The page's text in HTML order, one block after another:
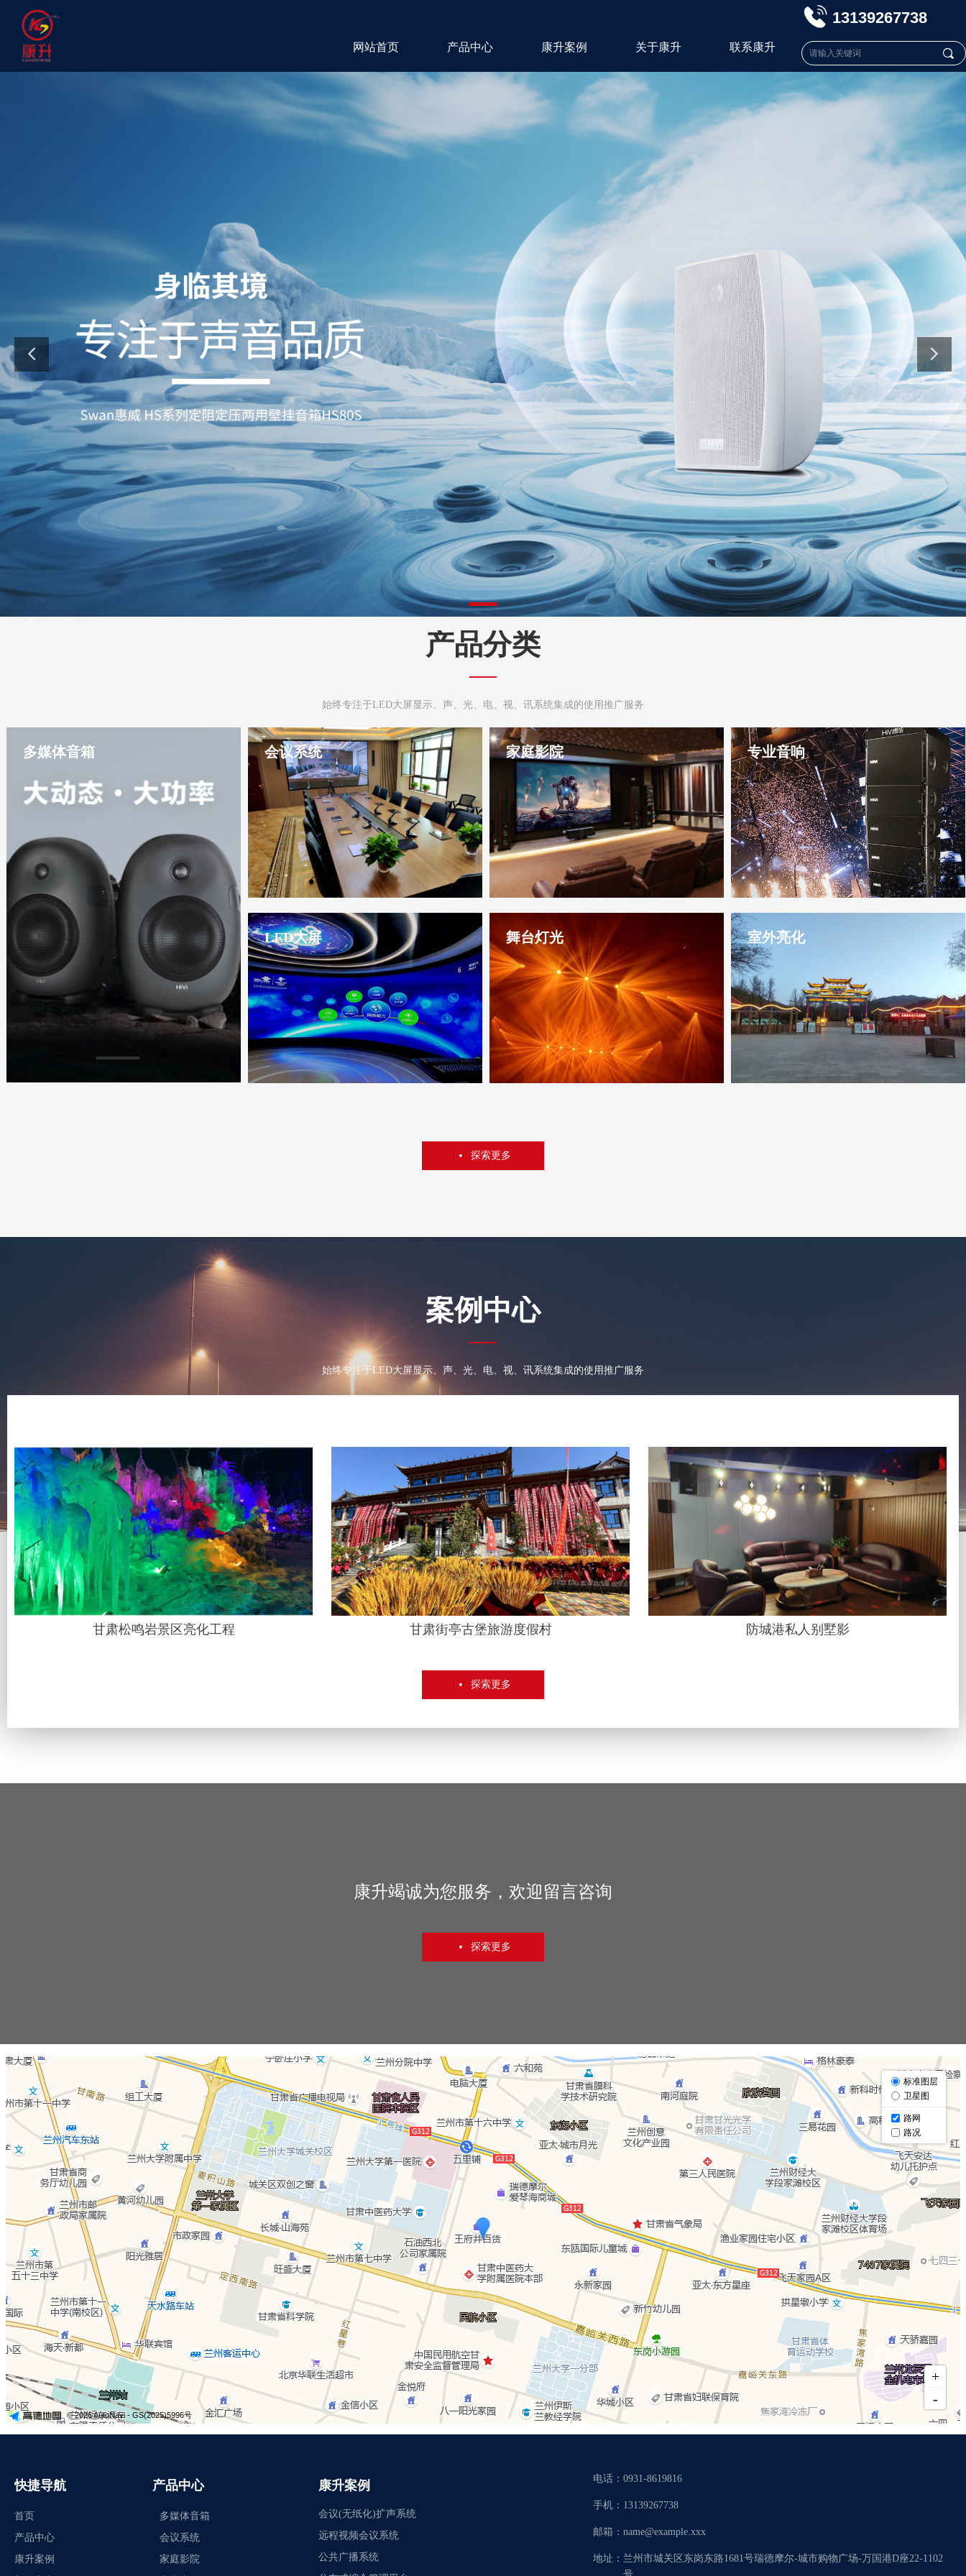
网站首页 产品中心 康升案例 关于康升 联系康升
13139267738
끠
넷 探索更多
甘肃松鸣岩景区亮化工程 甘肃街亭古堡旅游度假村 防城港私人别墅影
案例中心
—
始终专注于LED大屏显示、声、光、电、视、讯系统集成的使用推广服务
产品分类
—
始终专注于LED大屏显示、声、光、电、视、讯系统集成的使用推广服务
多媒体音箱
是一家LED高清大屏、音视讯控播全媒体融合系
统解决方案专业服务供应商，多年来，公司始终
专注于为每一位客户提供专业的LED显示系统，
分布式视音频全媒体融合系统、数字会议系统、
无纸化智能会议系统、专业扩声系统、专业舞台
灯光系统、互联网云数字IP广播系统、智慧教室
扩声系统的高品质、高性价比的全场景应用解决
方案及交付服务。
会议系统
是一家LED高清大屏、音视讯控播全媒体融合系
统解决方案专业服务供应商，多年来，公司始终
专注于为每一位客户提供专业的LED显示系统，
分布式视音频全媒体融合系统、数字会议系统、
无纸化智能会议系统、专业扩声系统、专业舞台
灯光系统、互联网云数字IP广播系统、智慧教室
扩声系统的高品质、高性价比的全场景应用解决
方案及交付服务。
家庭影院
是一家LED高清大屏、音视讯控播全媒体融合系
统解决方案专业服务供应商，多年来，公司始终
专注于为每一位客户提供专业的LED显示系统，
分布式视音频全媒体融合系统、数字会议系统、
无纸化智能会议系统、专业扩声系统、专业舞台
灯光系统、互联网云数字IP广播系统、智慧教室
扩声系统的高品质、高性价比的全场景应用解决
专业音响
넷 探索更多
方案及交付服务。
LED大屏
统解决方案专业服务供应商，多年来，公司始终
舞台灯光 室外亮化
康升竭诚为您服务，欢迎留言咨询
넷 探索更多
产品中心
多媒体音箱
会议系统
家庭影院
首页
产品中心
康升案例
快捷导航 电话： 0931-8619816
手机： 13139267738
邮箱： name@example.xxx
地址： 兰州市城关区东岗东路1681号瑞德摩尔-城市购物广场-万国港D座22-1102
康升案例
会议(无纸化)扩声系统
远程视频会议系统
公共广播系统